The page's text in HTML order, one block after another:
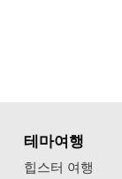
테마여행
힙스터 여행